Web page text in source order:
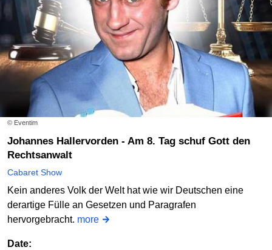
© Eventim
Johannes Hallervorden - Am 8. Tag schuf Gott den
Rechtsanwalt
Cabaret Show
Kein anderes Volk der Welt hat wie wir Deutschen eine
derartige Fülle an Gesetzen und Paragrafen
hervorgebracht. more
Date: